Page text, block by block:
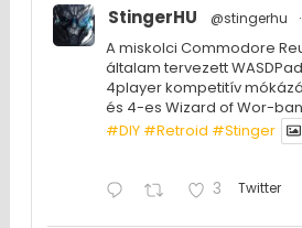
StingerHU @stingerhu ·
A miskolci Commodore
általam tervezett
4player kompetitív
és 4-es Wizard of Wor-ban
#DIY #Retroid #Stinger
3 Twitter